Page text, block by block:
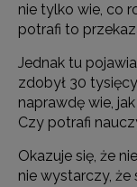
nie tylko wie, co
potrafi to
Jednak tu
zdobył 30
naprawdę wie,
Czy potrafi
Okazuje się, że
nie wystarczy,